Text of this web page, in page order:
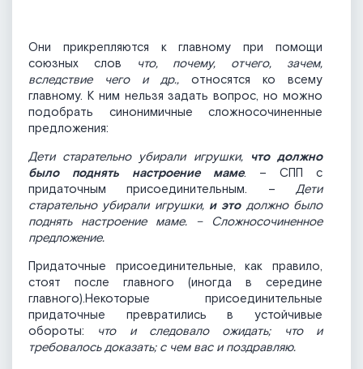
Они прикрепляются к главному при помощи
союзных слов
что, почему, отчего, зачем,
вследствие чего и др., относятся ко всему
главному. К ним нельзя задать вопрос, но можно
подобрать синонимичные сложносочиненные
предложения:
Дети старательно убирали игрушки, что должно
было поднять настроение маме. – СПП с
придаточным присоединительным. – Дети
старательно убирали игрушки, и этодолжно было
поднять настроение маме. – Сложносочиненное
предложение.
Придаточные присоединительные, как правило,
стоят после главного (иногда в середине
главного).Некоторые присоединительные
придаточные превратились в устойчивые
обороты: что и следовало ожидать; что и
требовалось доказать; с чем вас и поздравляю.